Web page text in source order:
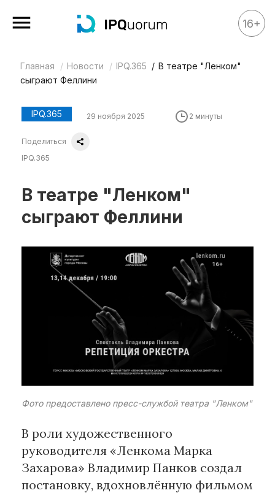
Все материалы
Аналитика
Legal review
События
IP Stories
Квиз
О нас
Календарь
Интеллектуальная собственность
и креативные индустрии
Кино и театр
Искусство
Дизайн и мода
Архитектура и урбанистика
Наука и технологии
Медиа
Образование
16+
Главная Новости IPQ.365
В театре "Ленком"
сыграют Феллини
IPQ.365 29 ноября 2025 2 минуты
Поделиться
IPQ.365
В театре "Ленком"
сыграют Феллини
Фото предоставлено пресс-службой театра "Ленком"
В роли художественного
руководителя «Ленкома Марка
Захарова» Владимир Панков создал
постановку, вдохновлённую фильмом